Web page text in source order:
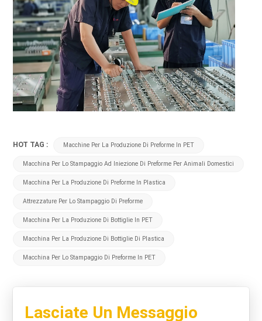
HOT TAG : Macchine Per La Produzione Di Preforme In PET
Macchina Per Lo Stampaggio Ad Iniezione Di Preforme Per Animali Domestici
Macchina Per La Produzione Di Preforme In Plastica
Attrezzature Per Lo Stampaggio Di Preforme
Macchina Per La Produzione Di Bottiglie In PET
Macchina Per La Produzione Di Bottiglie Di Plastica
Macchina Per Lo Stampaggio Di Preforme In PET
Lasciate Un Messaggio